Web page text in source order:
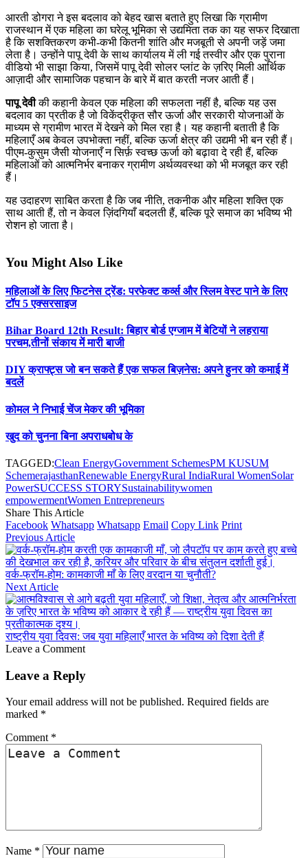
आरती डोगरा ने इस बदलाव को बेहद खास बताते हुए लिखा कि ग्रामीण
राजस्थान में एक महिला का घरेलू भूमिका से उद्यमिता तक का यह सफर दिखाता
है कि सशक्तिकरण कभी-कभी कितनी शांति और मजबूती से अपनी जड़ें जमा
लेता है। उन्होंने पापू देवी के साथ कार्यालय में ली गई तस्वीर और एक पुराना
वीडियो भी साझा किया, जिसमें पापू देवी सोलर प्लांट के ज़रिए मिली आर्थिक
आज़ादी और सामाजिक पहचान के बारे में बात करती नजर आती हैं।
पापू देवीकी कहानी केवल एक महिला की सफलता नहीं है, बल्कि यह उस
बदलाव का प्रतीक है जो विकेंद्रीकृत सौर ऊर्जा और सरकारी योजनाओं के
माध्यम से ग्रामीण भारत में देखने को मिल रहा है। यह कहानी बताती है कि
महिलाएँ अब केवल उपभोक्ता नहीं, बल्कि ऊर्जा क्षेत्र की उद्यमी भी बन रही हैं।
पीएम-कुसुम जैसी योजनाएँ न सिर्फ़ स्वच्छ ऊर्जा को बढ़ावा दे रही हैं, बल्कि
महिलाओं को आत्मनिर्भर बनाकर ग्रामीण अर्थव्यवस्था को भी मजबूत कर रही
हैं।
यह उदाहरण साबित करता है कि जब नीति, तकनीक और महिला शक्ति एक
साथ आती हैं, तो न केवल ज़िंदगियाँ बदलती हैं, बल्कि पूरे समाज का भविष्य भी
रोशन हो जाता है।
You Might Also Like
महिलाओं के लिए फिटनेस ट्रेंड: परफेक्ट कर्व्स और स्लिम वेस्ट पाने के लिए
टॉप 5 एक्सरसाइज
Bihar Board 12th Result: बिहार बोर्ड एग्जाम में बेटियों ने लहराया
परचम,तीनों संकाय में मारी बाजी
DIY क्राफ्ट्स जो बन सकते हैं एक सफल बिज़नेस: अपने हुनर को कमाई में
बदलें
कोमल ने निभाई चेंज मेकर की भूमिका
खुद को चुनना बिना अपराधबोध के
TAGGED:Clean EnergyGovernment SchemesPM KUSUM
SchemerajasthanRenewable EnergyRural IndiaRural WomenSolar
PowerSUCCESS STORYSustainabilitywomen
empowermentWomen Entrepreneurs
Share This Article
Facebook Whatsapp Whatsapp Email Copy Link Print
Previous Article
वर्क-फ्रॉम-होम: कामकाजी माँ के लिए वरदान या चुनौती?
Next Article
राष्ट्रीय युवा दिवस: जब युवा महिलाएँ भारत के भविष्य को दिशा देती हैं
Leave a Comment
Leave a Reply
Your email address will not be published. Required fields are
marked *
Comment *
Name *